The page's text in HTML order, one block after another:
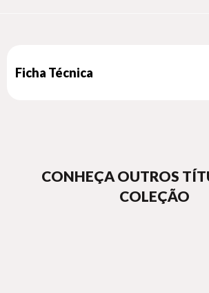
Ficha Técnica
CONHEÇA OUTROS
COLEÇÃO